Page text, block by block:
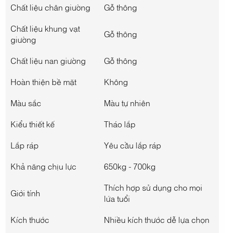
Chất liệu chân giường
Gỗ thông
Chất liệu khung vạt
giường
Gỗ thông
Chất liệu nan giường
Gỗ thông
Hoàn thiện bề mặt
Không
Màu sắc
Màu tự nhiên
Kiểu thiết kế
Tháo lắp
Lắp ráp
Yêu cầu lắp ráp
Khả năng chịu lực
650kg - 700kg
Giới tính
Thích hợp sử dụng cho mọi
lứa tuổi
Kích thước
Nhiều kích thước dễ lựa chọn